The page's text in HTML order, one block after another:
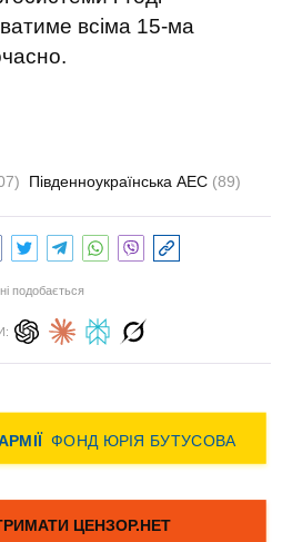
всіма 15-ма
Південноукраїнська АЕС (89)
подобається